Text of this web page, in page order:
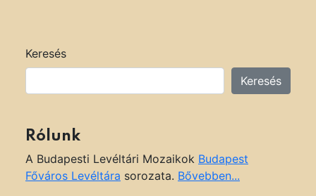
Keresés
Keresés
Rólunk
A Budapesti Levéltári Mozaikok Budapest
Főváros Levéltára sorozata. Bővebben...